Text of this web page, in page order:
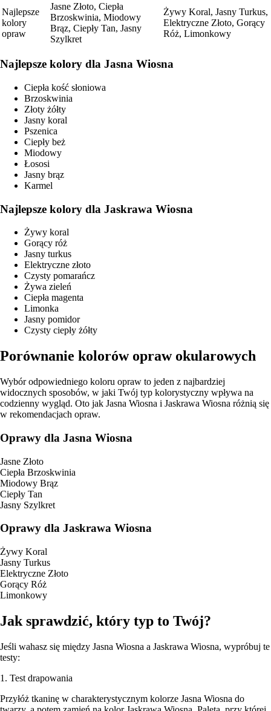
Najlepsze
kolory
opraw
Jasne Złoto, Ciepła
Brzoskwinia, Miodowy
Brąz, Ciepły Tan, Jasny
Szylkret
Żywy Koral, Jasny Turkus,
Elektryczne Złoto, Gorący
Róż, Limonkowy
Najlepsze kolory dla Jasna Wiosna
Ciepła kość słoniowa
Brzoskwinia
Złoty żółty
Jasny koral
Pszenica
Ciepły beż
Miodowy
Łososi
Jasny brąz
Karmel
Najlepsze kolory dla Jaskrawa Wiosna
Żywy koral
Gorący róż
Jasny turkus
Elektryczne złoto
Czysty pomarańcz
Żywa zieleń
Ciepła magenta
Limonka
Jasny pomidor
Czysty ciepły żółty
Porównanie kolorów opraw okularowych
Wybór odpowiedniego koloru opraw to jeden z najbardziej
widocznych sposobów, w jaki Twój typ kolorystyczny wpływa na
codzienny wygląd. Oto jak Jasna Wiosna i Jaskrawa Wiosna różnią się
w rekomendacjach opraw.
Oprawy dla Jasna Wiosna
Jasne Złoto
Ciepła Brzoskwinia
Miodowy Brąz
Ciepły Tan
Jasny Szylkret
Oprawy dla Jaskrawa Wiosna
Żywy Koral
Jasny Turkus
Elektryczne Złoto
Gorący Róż
Limonkowy
Jak sprawdzić, który typ to Twój?
Jeśli wahasz się między Jasna Wiosna a Jaskrawa Wiosna, wypróbuj te
testy:
1. Test drapowania
Przyłóż tkaninę w charakterystycznym kolorze Jasna Wiosna do